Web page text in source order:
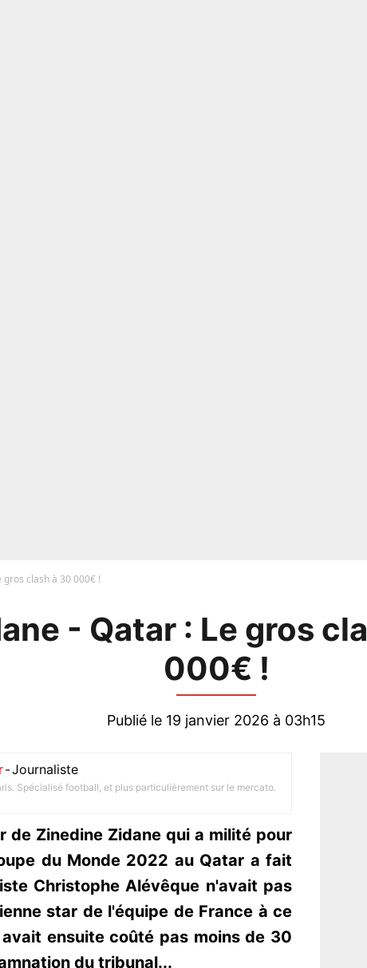
gros clash à 30 000€ !
- Qatar : Le gros
000€ !
Publié le 19 janvier 2026 à 03h15
-Journaliste
Spécialisé football, et plus particulièrement sur le mercato.
de Zinedine Zidane qui a milité pour
du Monde 2022 au Qatar a fait
Christophe Alévêque n'avait pas
star de l'équipe de France à ce
ensuite coûté pas moins de 30
du tribunal...